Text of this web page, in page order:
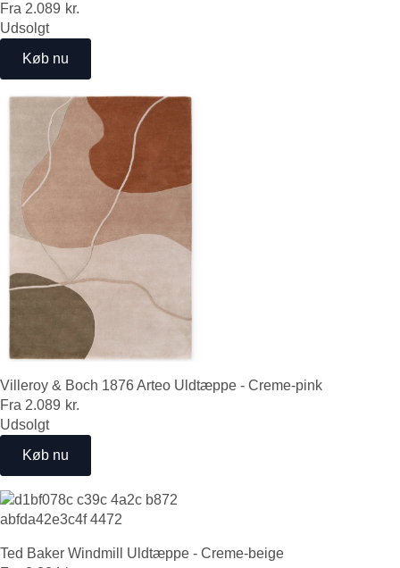
Fra 2.089 kr.
Udsolgt
Køb nu
Villeroy & Boch 1876 Arteo Uldtæppe - Creme-pink
Fra 2.089 kr.
Udsolgt
Køb nu
Ted Baker Windmill Uldtæppe - Creme-beige